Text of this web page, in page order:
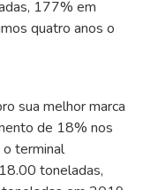
177% em
quatro anos o
sua melhor marca
de 18% nos
terminal
toneladas,